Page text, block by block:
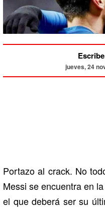
jueves, 24
Portazo al crack. No
Messi se encuentra en
el que deberá ser su